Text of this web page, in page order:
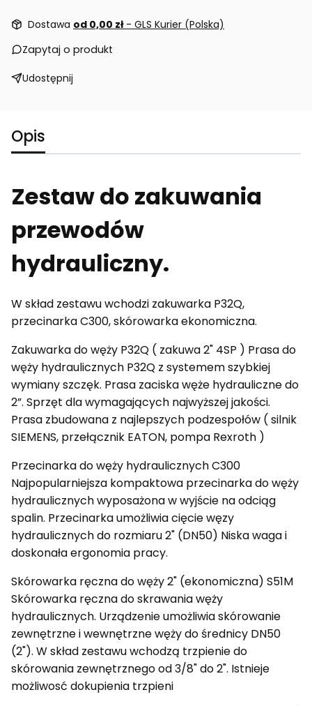
Dostawa od 0,00 zł - GLS Kurier (Polska)
Zapytaj o produkt
Udostępnij
Opis
Zestaw do zakuwania
przewodów
hydrauliczny.
W skład zestawu wchodzi zakuwarka P32Q,
przecinarka C300, skórowarka ekonomiczna.
Zakuwarka do węży P32Q ( zakuwa 2" 4SP ) Prasa do
węży hydraulicznych P32Q z systemem szybkiej
wymiany szczęk. Prasa zaciska węże hydrauliczne do
2”. Sprzęt dla wymagających najwyższej jakości.
Prasa zbudowana z najlepszych podzespołów ( silnik
SIEMENS, przełącznik EATON, pompa Rexroth )
Przecinarka do węży hydraulicznych C300
Najpopularniejsza kompaktowa przecinarka do węży
hydraulicznych wyposażona w wyjście na odciąg
spalin. Przecinarka umożliwia cięcie węzy
hydraulicznych do rozmiaru 2" (DN50) Niska waga i
doskonała ergonomia pracy.
Skórowarka ręczna do węży 2" (ekonomiczna) S51M
Skórowarka ręczna do skrawania węży
hydraulicznych. Urządzenie umożliwia skórowanie
zewnętrzne i wewnętrzne węży do średnicy DN50
(2"). W skład zestawu wchodzą trzpienie do
skórowania zewnętrznego od 3/8" do 2". Istnieje
możliwosć dokupienia trzpieni